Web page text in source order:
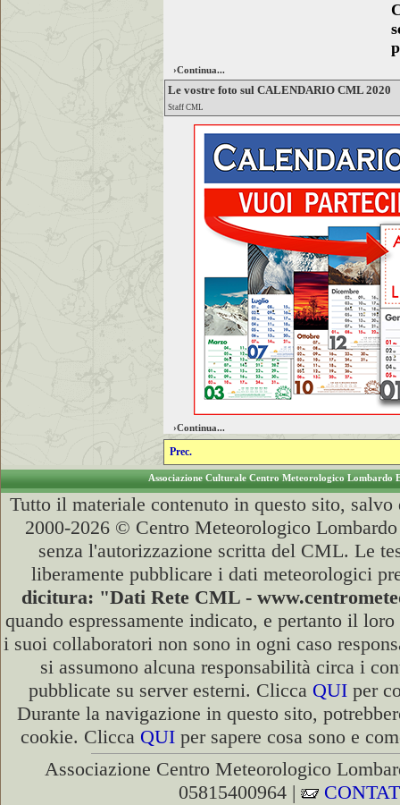
›Continua...
Le vostre foto sul CALENDARIO CML 2020
Staff CML
›Continua...
Prec.
Associazione Culturale Centro Meteorologico Lombardo
Tutto il materiale contenuto in questo sito,
2000-2026 © Centro Meteorologico
senza l'autorizzazione scritta del CML. Le
liberamente pubblicare i dati meteorologici
dicitura: "Dati Rete CML -
quando espressamente indicato, e pertanto il
i suoi collaboratori non sono in ogni caso
si assumono alcuna responsabilità circa i
pubblicate su server esterni. Clicca QUIper
Durante la navigazione in questo sito,
cookie. Clicca QUI per sapere cosa sono e
Associazione Centro Meteorologico
05815400964 |